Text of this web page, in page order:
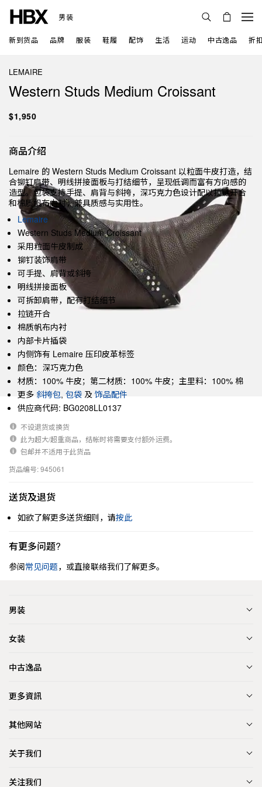
男装
新到货品 品牌 服装 鞋履 配饰 生活 运动 中古逸品 折
LEMAIRE
Western Studs Medium Croissant
$1,950
商品介绍
Lemaire 的 Western Studs Medium Croissant 以粒面牛皮打造，结
合铆钉肩带、明线拼接面板与打结细节，呈现低调而富有方向感的
造型。包袋支持手提、肩背与斜挎，深巧克力色设计配以拉链开合
和棉质帆布内衬，兼具质感与实用性。
Lemaire
Western Studs Medium Croissant
采用粒面牛皮制成
铆钉装饰肩带
可手提、肩背或斜挎
明线拼接面板
可拆卸肩带，配有打结细节
拉链开合
棉质帆布内衬
内部卡片插袋
内侧饰有 Lemaire 压印皮革标签
颜色：深巧克力色
材质：100% 牛皮；第二材质：100% 牛皮；主里料：100% 棉
更多 斜挎包, 包袋 及 饰品配件
供应商代码: BG0208LL0137
不设退货或换货
此为超大/超重商品，结帐时将需要支付额外运费。
包邮并不适用于此货品
货品编号: 945061
送货及退货
如欲了解更多送货细则，请按此
有更多问题?
参阅常见问题，或直接联络我们了解更多。
男装
女装
中古逸品
更多資訊
其他网站
关于我们
关注我们